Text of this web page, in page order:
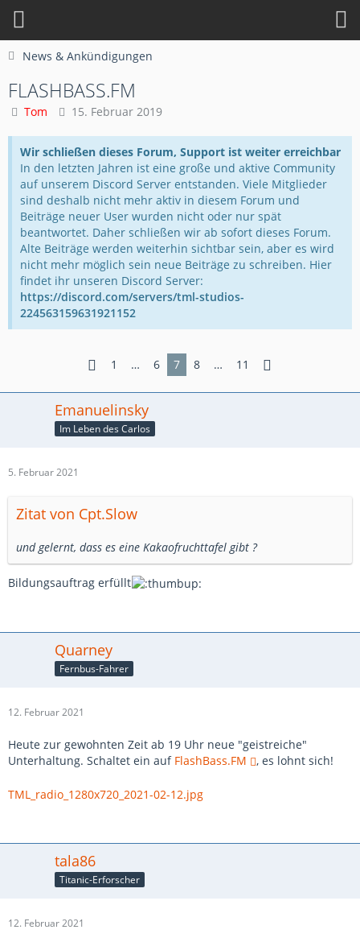
News & Ankündigungen
FLASHBASS.FM
Tom 15. Februar 2019
Wir schließen dieses Forum, Support ist weiter erreichbar
In den letzten Jahren ist eine große und aktive Community
auf unserem Discord Server entstanden. Viele Mitglieder
sind deshalb nicht mehr aktiv in diesem Forum und
Beiträge neuer User wurden nicht oder nur spät
beantwortet. Daher schließen wir ab sofort dieses Forum.
Alte Beiträge werden weiterhin sichtbar sein, aber es wird
nicht mehr möglich sein neue Beiträge zu schreiben. Hier
findet ihr unseren Discord Server:
https://discord.com/servers/tml-studios-
224563159631921152
1 … 6 7 8 … 11
Emanuelinsky
Im Leben des Carlos
5. Februar 2021
Zitat von Cpt.Slow
und gelernt, dass es eine Kakaofruchttafel gibt ?
Bildungsauftrag erfüllt
Quarney
Fernbus-Fahrer
12. Februar 2021
Heute zur gewohnten Zeit ab 19 Uhr neue "geistreiche"
Unterhaltung. Schaltet ein auf FlashBass.FM , es lohnt sich!
TML_radio_1280x720_2021-02-12.jpg
tala86
Titanic-Erforscher
12. Februar 2021